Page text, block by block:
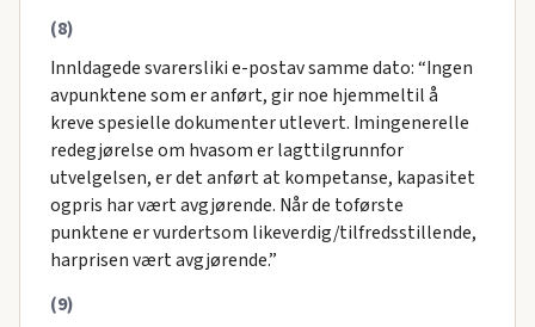
(8)
Innldagede svarersliki e-postav samme dato: “Ingen
avpunktene som er anført, gir noe hjemmeltil å
kreve spesielle dokumenter utlevert. Imingenerelle
redegjørelse om hvasom er lagttilgrunnfor
utvelgelsen, er det anført at kompetanse, kapasitet
ogpris har vært avgjørende. Når de toførste
punktene er vurdertsom likeverdig/tilfredsstillende,
harprisen vært avgjørende.”
(9)